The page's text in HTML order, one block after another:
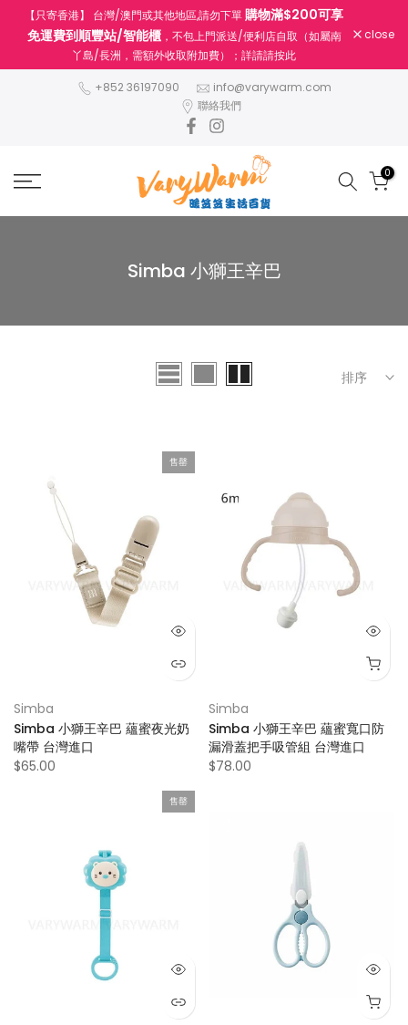
【只寄香港】 台灣/澳門或其他地區,請勿下單購物滿$200可享
免運費到順豐站/智能櫃，不包上門派送/便利店自取（如屬南
丫島/長洲，需額外收取附加費）；詳請請按此
close
+852 36197090
info@varywarm.com
聯絡我們
0
Simba 小獅王辛巴
排序
售罄
Simba
Simba 小獅王辛巴 蘊蜜夜光奶
嘴帶 台灣進口
$65.00
Simba
Simba 小獅王辛巴 蘊蜜寬口防
漏滑蓋把手吸管組 台灣進口
$78.00
售罄